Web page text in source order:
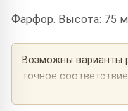
Фарфор. Высота: 75
Возможны варианты
точное
это в комментарии к